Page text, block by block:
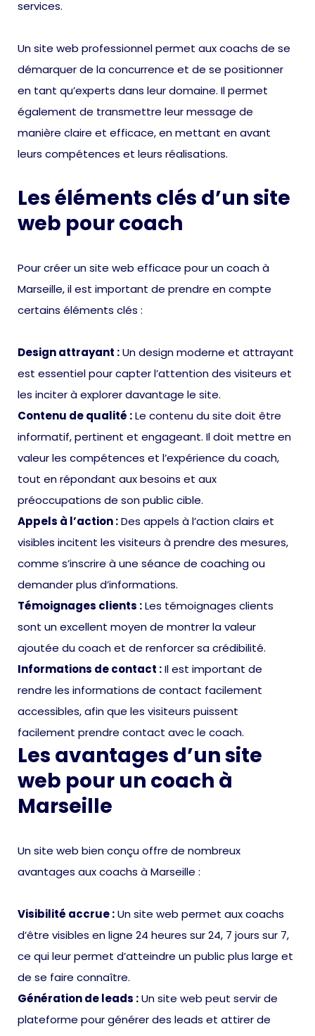
services.
Un site web professionnel permet aux coachs de se
démarquer de la concurrence et de se positionner
en tant qu’experts dans leur domaine. Il permet
également de transmettre leur message de
manière claire et efficace, en mettant en avant
leurs compétences et leurs réalisations.
Les éléments clés d’un site
web pour coach
Pour créer un site web efficace pour un coach à
Marseille, il est important de prendre en compte
certains éléments clés :
Design attrayant :Un design moderne et attrayant
est essentiel pour capter l’attention des visiteurs et
les inciter à explorer davantage le site.
Contenu de qualité :Le contenu du site doit être
informatif, pertinent et engageant. Il doit mettre en
valeur les compétences et l’expérience du coach,
tout en répondant aux besoins et aux
préoccupations de son public cible.
Appels à l’action :Des appels à l’action clairs et
visibles incitent les visiteurs à prendre des mesures,
comme s’inscrire à une séance de coaching ou
demander plus d’informations.
Témoignages clients :Les témoignages clients
sont un excellent moyen de montrer la valeur
ajoutée du coach et de renforcer sa crédibilité.
Informations de contact :Il est important de
rendre les informations de contact facilement
accessibles, afin que les visiteurs puissent
facilement prendre contact avec le coach.
Les avantages d’un site
web pour un coach à
Marseille
Un site web bien conçu offre de nombreux
avantages aux coachs à Marseille :
Visibilité accrue :Un site web permet aux coachs
d’être visibles en ligne 24 heures sur 24, 7 jours sur 7,
ce qui leur permet d’atteindre un public plus large et
de se faire connaître.
Génération de leads :Un site web peut servir de
plateforme pour générer des leads et attirer de